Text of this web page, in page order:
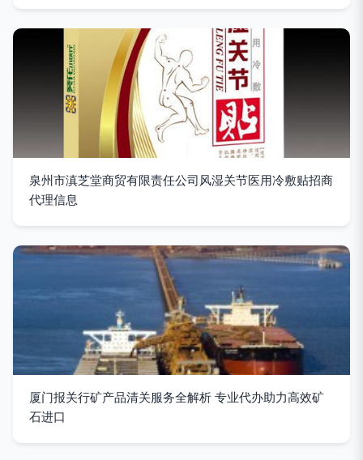
泉州市滇芝堂商贸有限责任公司风湿关节医用冷敷贴招商
代理信息
厦门报关行矿产品清关服务全解析 专业代办助力高效矿
石进口